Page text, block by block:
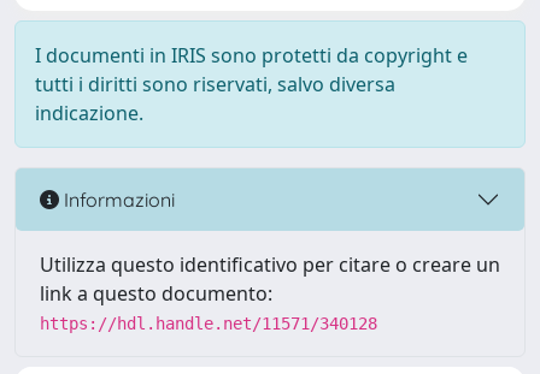
I documenti in IRIS sono protetti da copyright e
tutti i diritti sono riservati, salvo diversa
indicazione.
Informazioni
Utilizza questo identificativo per citare o creare un
link a questo documento:
https://hdl.handle.net/11571/340128